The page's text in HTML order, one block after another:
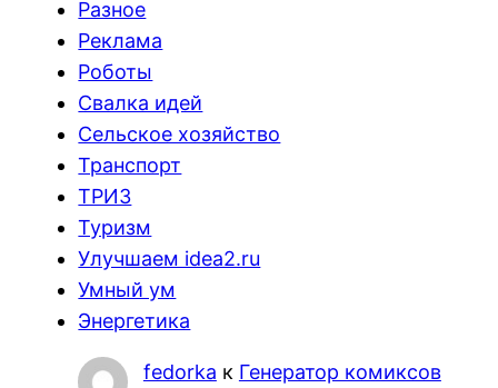
Разное
Реклама
Роботы
Свалка идей
Сельское хозяйство
Транспорт
ТРИЗ
Туризм
Улучшаем idea2.ru
Умный ум
Энергетика
fedorka к Генератор комиксов